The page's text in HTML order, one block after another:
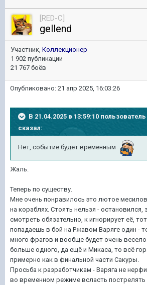
[RED-C]
gellend
Участник, Коллекционер
1 902 публикации
21 767 боёв
Опубликовано: 21 апр 2025, 16:03:26
В 21.04.2025 в 13:59:10 пользователь
сказал:
Нет, событие будет временным
Жаль.
Теперь по существу.
Мне очень понравилось это лютое
на кораблях. Стоять нельзя - остановился,
смотреть обязательно, к игнорирует её,
попадаешь в бой на Ржавом Варяге один -
много фрагов и вообще будет очень
больше одного, да ещё и Микаса, то всё
примерно как в финальной части Сакуры.
Просьба к разработчикам - Варяга не
во временном режиме всласть пострелять